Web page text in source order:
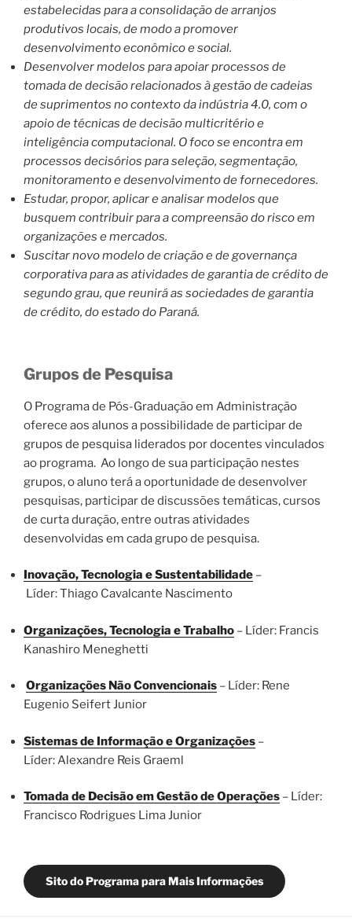
estabelecidas para a consolidação de arranjos
produtivos locais, de modo a promover
desenvolvimento econômico e social.
Desenvolver modelos para apoiar processos de
tomada de decisão relacionados à gestão de cadeias
de suprimentos no contexto da indústria 4.0, com o
apoio de técnicas de decisão multicritério e
inteligência computacional. O foco se encontra em
processos decisórios para seleção, segmentação,
monitoramento e desenvolvimento de fornecedores.
Estudar, propor, aplicar e analisar modelos que
busquem contribuir para a compreensão do risco em
organizações e mercados.
Suscitar novo modelo de criação e de governança
corporativa para as atividades de garantia de crédito de
segundo grau, que reunirá as sociedades de garantia
de crédito, do estado do Paraná.
Grupos de Pesquisa
O Programa de Pós-Graduação em Administração
oferece aos alunos a possibilidade de participar de
grupos de pesquisa liderados por docentes vinculados
ao programa. Ao longo de sua participação nestes
grupos, o aluno terá a oportunidade de desenvolver
pesquisas, participar de discussões temáticas, cursos
de curta duração, entre outras atividades
desenvolvidas em cada grupo de pesquisa.
Inovação, Tecnologia e Sustentabilidade –
Líder: Thiago Cavalcante Nascimento
Organizações, Tecnologia e Trabalho – Líder: Francis
Kanashiro Meneghetti
Organizações Não Convencionais – Líder: Rene
Eugenio Seifert Junior
Sistemas de Informação e Organizações –
Líder: Alexandre Reis Graeml
Tomada de Decisão em Gestão de Operações – Líder:
Francisco Rodrigues Lima Junior
Sito do Programa para Mais Informações